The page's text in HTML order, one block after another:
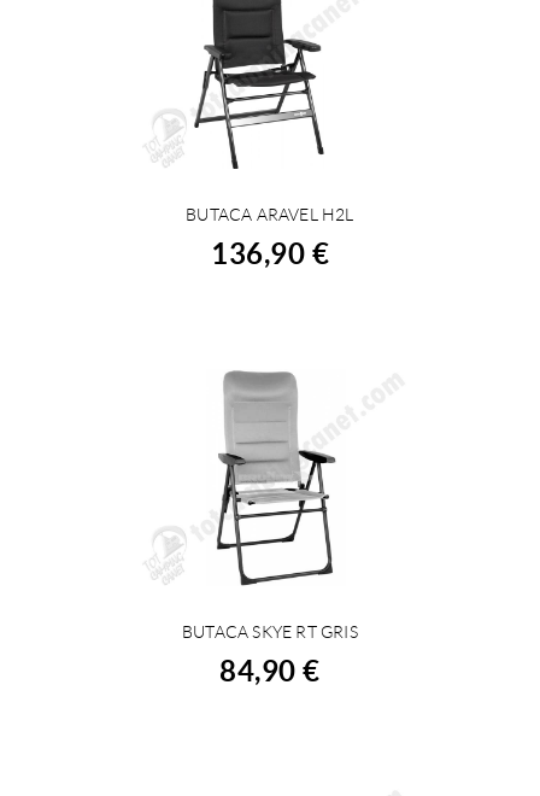
COMPRAR
BUTACA ARAVEL H2L
136,90 €
COMPRAR
BUTACA SKYE RT GRIS
84,90 €